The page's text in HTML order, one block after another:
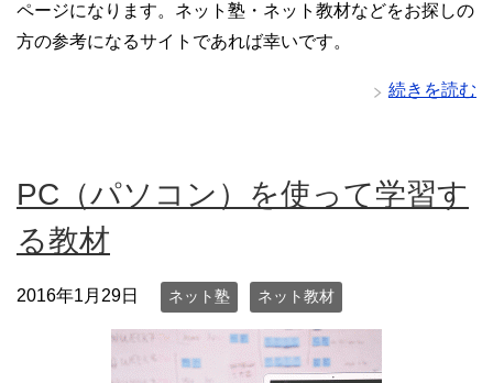
ページになります。ネット塾・ネット教材などをお探しの
方の参考になるサイトであれば幸いです。
続きを読む
PC（パソコン）を使って学習す
る教材
2016年1月29日 ネット塾 ネット教材